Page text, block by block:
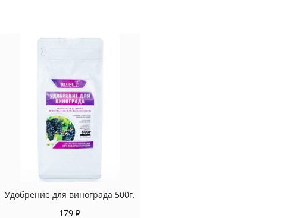
Удобрение для винограда 500г.
179₽